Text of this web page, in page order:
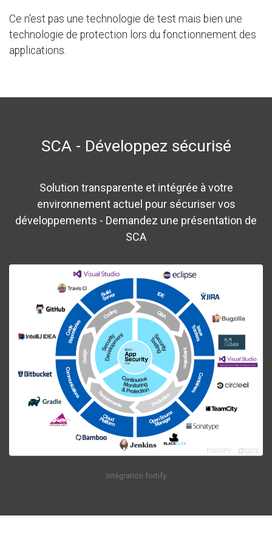
Ce n'est pas une technologie de test mais bien une
technologie de protection lors du fonctionnement des
applications.
SCA - Développez sécurisé
Solution transparente et intégrée à votre
environnement actuel pour sécuriser vos
développements - Demandez une présentation de
SCA
Intégration fortify